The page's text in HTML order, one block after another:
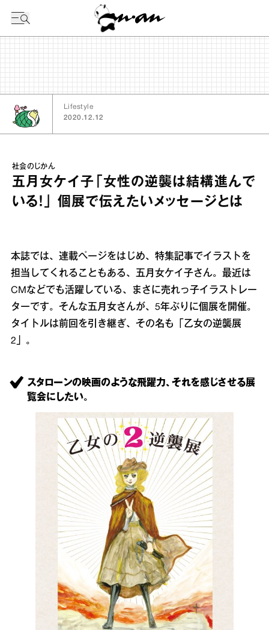
Lifestyle
2020.12.12
社会のじかん
五月女ケイ子「女性の逆襲は結構進んで
いる！」 個展で伝えたいメッセージとは
本誌では、連載ページをはじめ、特集記事でイラストを
担当してくれることもある、五月女ケイ子さん。最近は
CMなどでも活躍している、まさに売れっ子イラストレー
ターです。そんな五月女さんが、5年ぶりに個展を開催。
タイトルは前回を引き継ぎ、その名も「乙女の逆襲展
2」。
スタローンの映画のような飛躍力、それを感じさせる展
覧会にしたい。